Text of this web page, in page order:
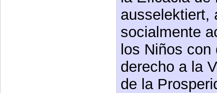
ausselektiert,
socialmente
los Niños
derecho a la
de la